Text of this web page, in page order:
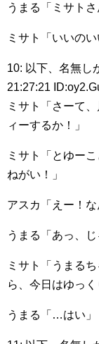
うまる「ミサト
ミサト「いいの
10: 以下、名無し
21:27:21
ミサト「さーて
ィーするか！」
ミサト「とゆー
ねがい！」
アスカ「えー！
うまる「あっ、
ミサト「うまる
ら、今日はゆっく
うまる「…はい」